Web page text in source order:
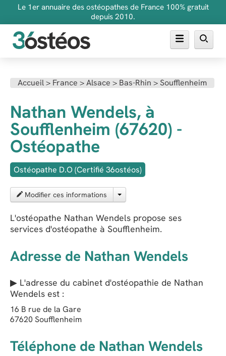
Le 1er annuaire des ostéopathes de France 100% gratuit
depuis 2010.
Inscrire son cabinet
Accueil> France >Alsace > Bas-Rhin >Soufflenheim
Nathan Wendels, à
Soufflenheim (67620) -
Ostéopathe
Ostéopathe D.O (Certifié 36ostéos)
Modifier ces informations
L'ostéopathe Nathan Wendels propose ses
services d'ostéopathe à Soufflenheim.
Adresse de Nathan Wendels
▶ L'adresse du cabinet d'ostéopathie de Nathan
Wendels est :
16 B rue de la Gare
67620 Soufflenheim
Téléphone de Nathan Wendels